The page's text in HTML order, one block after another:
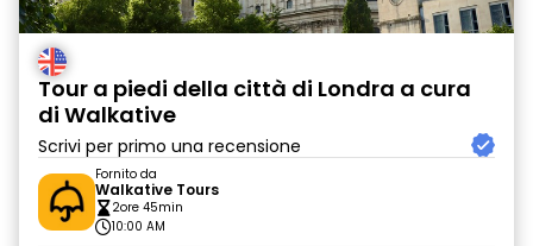
Tour a piedi della città di Londra a cura
di Walkative
Scrivi per primo una recensione
Fornito da
Walkative Tours
2ore 45min
10:00 AM